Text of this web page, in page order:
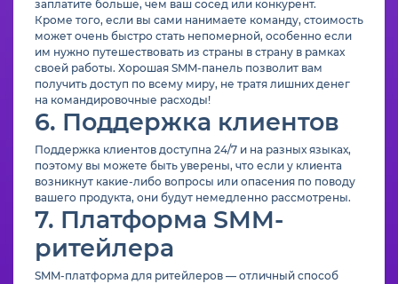
заплатите больше, чем ваш сосед или конкурент.
Кроме того, если вы сами нанимаете команду, стоимость
может очень быстро стать непомерной, особенно если
им нужно путешествовать из страны в страну в рамках
своей работы. Хорошая SMM-панель позволит вам
получить доступ по всему миру, не тратя лишних денег
на командировочные расходы!
6. Поддержка клиентов
Поддержка клиентов доступна 24/7 и на разных языках,
поэтому вы можете быть уверены, что если у клиента
возникнут какие-либо вопросы или опасения по поводу
вашего продукта, они будут немедленно рассмотрены.
7. Платформа SMM-
ритейлера
SMM-платформа для ритейлеров — отличный способ